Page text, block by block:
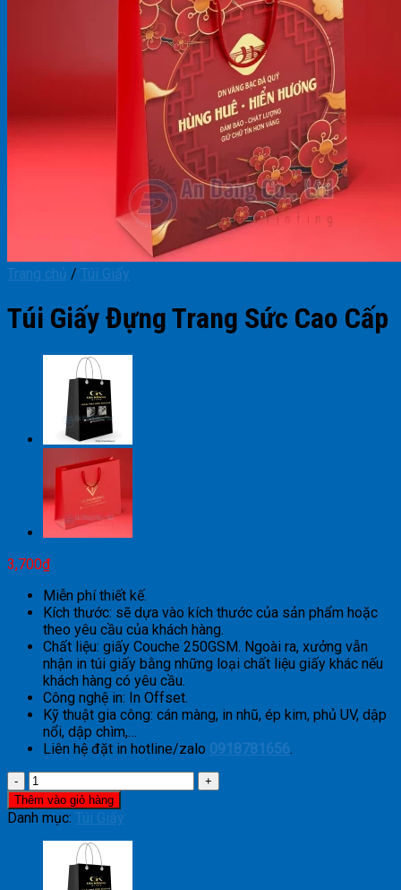
Trang chủ / Túi Giấy
Túi Giấy Đựng Trang Sức Cao Cấp
3,700₫
Miễn phí thiết kế.
Kích thước: sẽ dựa vào kích thước của sản phẩm hoặc
theo yêu cầu của khách hàng.
Chất liệu: giấy Couche 250GSM. Ngoài ra, xưởng vẫn
nhận in túi giấy bằng những loại chất liệu giấy khác nếu
khách hàng có yêu cầu.
Công nghệ in: In Offset.
Kỹ thuật gia công: cán màng, in nhũ, ép kim, phủ UV, dập
nổi, dập chìm,…
Liên hệ đặt in hotline/zalo 0918781656.
Túi
Giấy
Đựng
Trang
Thêm vào giỏ hàng
Danh mục: Túi Giấy